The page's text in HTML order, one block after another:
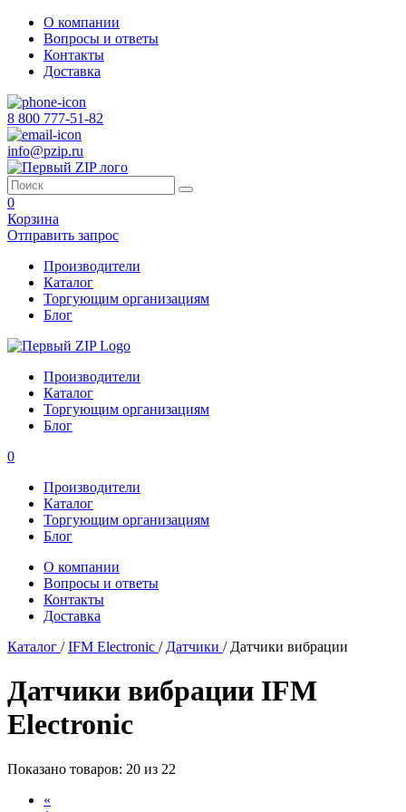
О компании
Вопросы и ответы
Контакты
Доставка
8 800 777-51-82
info@pzip.ru
0
Корзина
Отправить запрос
Производители
Каталог
Торгующим организациям
Блог
Производители
Каталог
Торгующим организациям
Блог
0
Производители
Каталог
Торгующим организациям
Блог
О компании
Вопросы и ответы
Контакты
Доставка
Каталог /IFM Electronic / Датчики / Датчики вибрации
Датчики вибрации IFM
Electronic
Показано товаров: 20 из 22
«